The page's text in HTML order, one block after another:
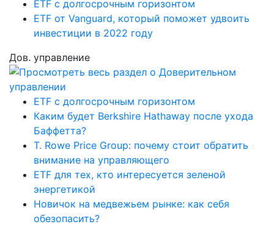
ETF с долгосрочным горизонтом
ETF от Vanguard, который поможет удвоить
инвестиции в 2022 году
Дов. управление
ETF с долгосрочным горизонтом
Каким будет Berkshire Hathaway после ухода
Баффетта?
T. Rowe Price Group: почему стоит обратить
внимание на управляющего
ETF для тех, кто интересуется зеленой
энергетикой
Новичок на медвежьем рынке: как себя
обезопасить?